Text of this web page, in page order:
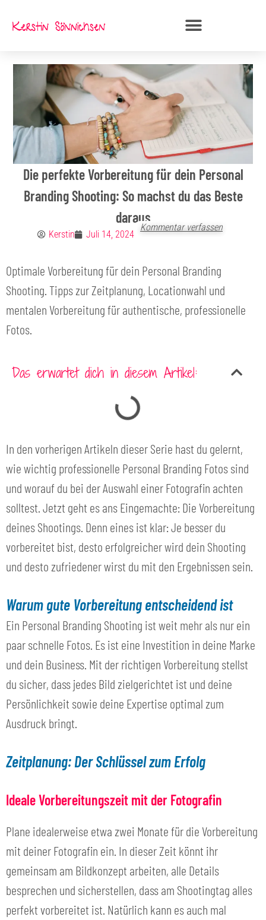
Inhalt
Die perfekte Vorbereitung für dein Personal
Branding Shooting: So machst du das Beste
daraus
Kerstin Juli 14, 2024
Kommentar verfassen
Optimale Vorbereitung für dein Personal Branding
Shooting. Tipps zur Zeitplanung, Locationwahl und
mentalen Vorbereitung für authentische, professionelle
Fotos.
Das erwartet dich in diesem Artikel:
In den vorherigen Artikeln dieser Serie hast du gelernt,
wie wichtig professionelle Personal Branding Fotos sind
und worauf du bei der Auswahl einer Fotografin achten
solltest. Jetzt geht es ans Eingemachte: Die Vorbereitung
deines Shootings. Denn eines ist klar: Je besser du
vorbereitet bist, desto erfolgreicher wird dein Shooting
und desto zufriedener wirst du mit den Ergebnissen sein.
Warum gute Vorbereitung entscheidend ist
Ein Personal Branding Shooting ist weit mehr als nur ein
paar schnelle Fotos. Es ist eine Investition in deine Marke
und dein Business. Mit der richtigen Vorbereitung stellst
du sicher, dass jedes Bild zielgerichtet ist und deine
Persönlichkeit sowie deine Expertise optimal zum
Ausdruck bringt.
Zeitplanung: Der Schlüssel zum Erfolg
Ideale Vorbereitungszeit mit der Fotografin
Plane idealerweise etwa zwei Monate für die Vorbereitung
mit deiner Fotografin ein. In dieser Zeit könnt ihr
gemeinsam am Bildkonzept arbeiten, alle Details
besprechen und sicherstellen, dass am Shootingtag alles
perfekt vorbereitet ist. Natürlich kann es auch mal